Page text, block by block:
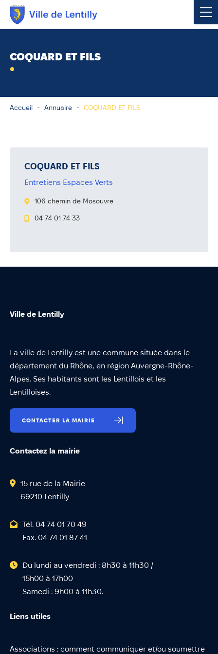
COQUARD ET FILS
Accueil Annuaire COQUARD ET FILS
COQUARD ET FILS
Entretiens Espaces Verts
106 chemin de Mosouvre
04 74 01 74 33
Ville de Lentilly
La ville de Lentilly est une commune située dans le
département du Rhône, en région Auvergne-Rhône-
Alpes. Ses habitants sont les Lentillois et les
Lentilloises.
CONTACTER LA MAIRIE
Contactez la mairie
15 rue de la Mairie
69210 Lentilly
Tél. 04 74 01 70 49
Fax. 04 74 01 87 41
Du lundi au vendredi : 8h30 à 11h30 /
15h00 à 17h00
Samedi : 9h00 à 11h30.
Liens utiles
Associations : comment communiquer et/ou soumettre
Votre mairie
Urbanisme & Environnement
Loisirs, Culture & Sport
Contacter votre mairie
Publications